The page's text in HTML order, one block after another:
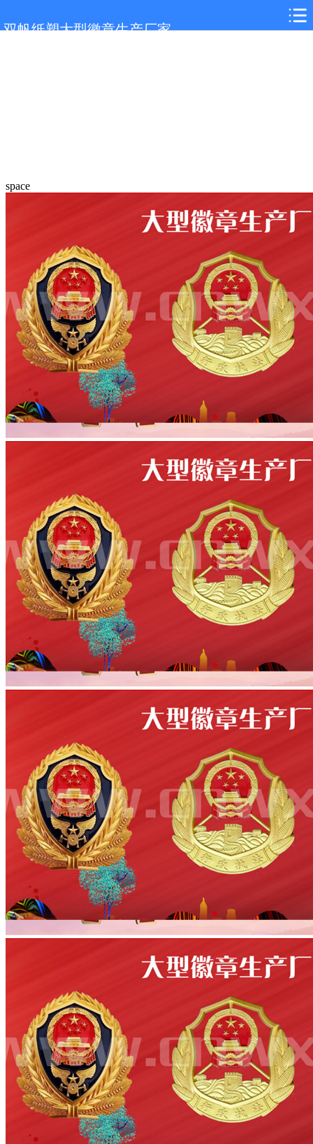
双帆纸塑大型徽章生产厂家
space